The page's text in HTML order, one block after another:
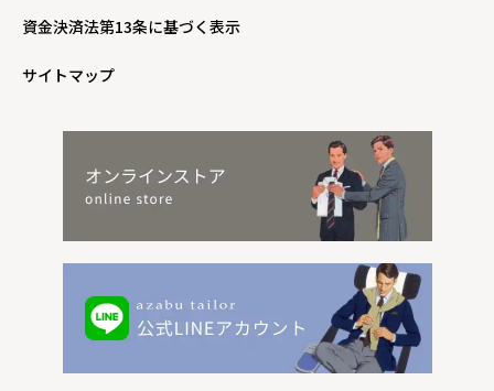
資金決済法第13条に基づく表示
サイトマップ